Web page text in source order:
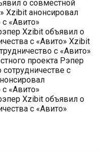
о совместной
Xzibit анонсировал
«Авито»
Xzibit объявил о
с «Авито» Xzibit
с «Авито»
проекта Рэпер
с
«Авито»
Xzibit объявил о
с «Авито»